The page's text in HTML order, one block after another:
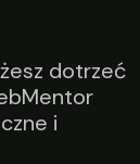
dotrzeć
i